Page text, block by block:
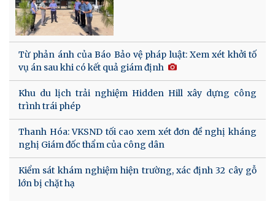
Từ phản ánh của Báo Bảo vệ pháp luật: Xem xét khởi tố
vụ án sau khi có kết quả giám định
Khu du lịch trải nghiệm Hidden Hill xây dựng công
trình trái phép
Thanh Hóa: VKSND tối cao xem xét đơn đề nghị kháng
nghị Giám đốc thẩm của công dân
Kiểm sát khám nghiệm hiện trường, xác định 32 cây gỗ
lớn bị chặt hạ